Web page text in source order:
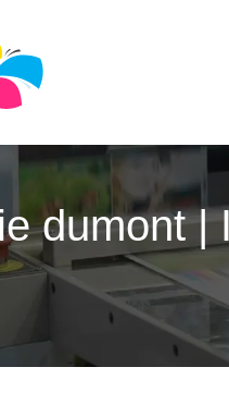
dumont |